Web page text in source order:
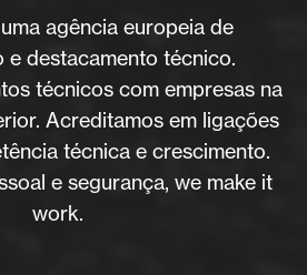
agência europeia de
e destacamento técnico.
técnicos com empresas na
Acreditamos em ligações
técnica e crescimento.
e segurança, we make it
work.